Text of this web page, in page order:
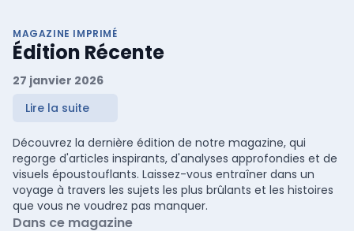
MAGAZINE IMPRIMÉ
Édition Récente
27 janvier 2026
Lire la suite
Découvrez la dernière édition de notre magazine, qui
regorge d'articles inspirants, d'analyses approfondies et de
visuels époustouflants. Laissez-vous entraîner dans un
voyage à travers les sujets les plus brûlants et les histoires
que vous ne voudrez pas manquer.
Dans ce magazine